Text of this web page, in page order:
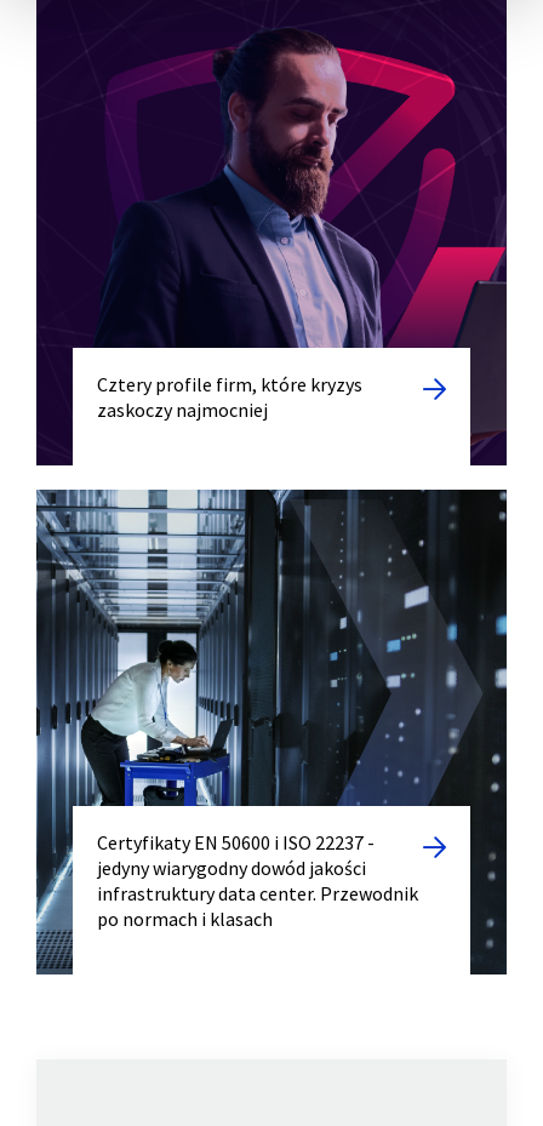
Cztery profile firm, które kryzys
zaskoczy najmocniej
Certyfikaty EN 50600 i ISO 22237 -
jedyny wiarygodny dowód jakości
infrastruktury data center. Przewodnik
po normach i klasach